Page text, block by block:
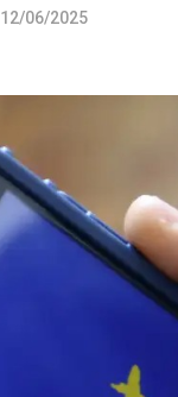
12/06/2025